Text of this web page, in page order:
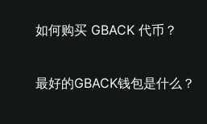
如何购买 GBACK 代币？
最好的GBACK钱包是什么？